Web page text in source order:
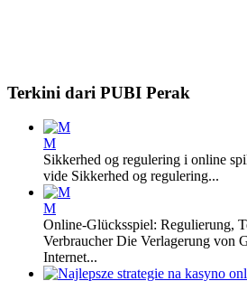
Terkini dari PUBI Perak
M
Sikkerhed og regulering i online
vide Sikkerhed og regulering...
M
Online-Glücksspiel: Regulierung,
Verbraucher Die Verlagerung von
Internet...